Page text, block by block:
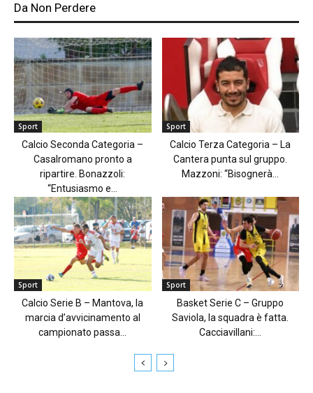
Da Non Perdere
Sport
Calcio Seconda Categoria –
Casalromano pronto a
ripartire. Bonazzoli:
“Entusiasmo e...
Sport
Calcio Terza Categoria – La
Cantera punta sul gruppo.
Mazzoni: “Bisognerà...
Sport
Calcio Serie B – Mantova, la
marcia d’avvicinamento al
campionato passa...
Sport
Basket Serie C – Gruppo
Saviola, la squadra è fatta.
Cacciavillani:...